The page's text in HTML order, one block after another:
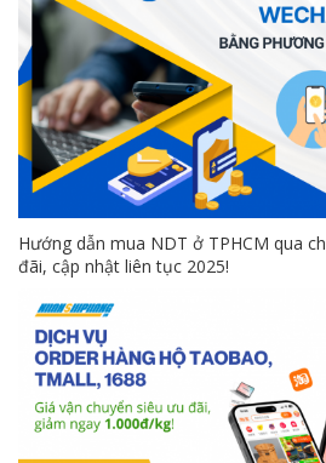
Hướng dẫn mua NDT ở TPHCM qua
đãi, cập nhật liên tục 2025!